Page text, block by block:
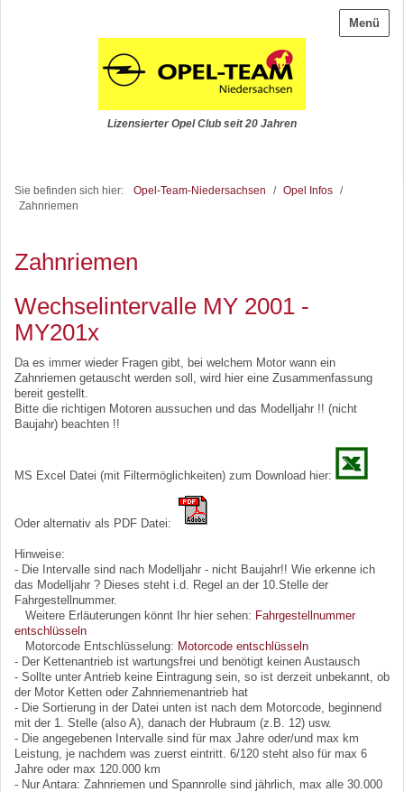
Menü
Lizensierter Opel Club seit 20 Jahren
Sie befinden sich hier: Opel-Team-Niedersachsen / Opel Infos
/
Zahnriemen
Zahnriemen
Wechselintervalle MY 2001 -
MY201x
Da es immer wieder Fragen gibt, bei welchem Motor wann ein
Zahnriemen getauscht werden soll, wird hier eine Zusammenfassung
bereit gestellt.
Bitte die richtigen Motoren aussuchen und das Modelljahr !! (nicht
Baujahr) beachten !!
MS Excel Datei (mit Filtermöglichkeiten) zum Download hier:
Oder alternativ als PDF Datei:
Hinweise:
- Die Intervalle sind nach Modelljahr - nicht Baujahr!! Wie erkenne ich
das Modelljahr ? Dieses steht i.d. Regel an der 10.Stelle der
Fahrgestellnummer.
Weitere Erläuterungen könnt Ihr hier sehen: Fahrgestellnummer
entschlüsseln
Motorcode Entschlüsselung: Motorcode entschlüsseln
- Der Kettenantrieb ist wartungsfrei und benötigt keinen Austausch
- Sollte unter Antrieb keine Eintragung sein, so ist derzeit unbekannt, ob
der Motor Ketten oder Zahnriemenantrieb hat
- Die Sortierung in der Datei unten ist nach dem Motorcode, beginnend
mit der 1. Stelle (also A), danach der Hubraum (z.B. 12) usw.
- Die angegebenen Intervalle sind für max Jahre oder/und max km
Leistung, je nachdem was zuerst eintritt. 6/120 steht also für max 6
Jahre oder max 120.000 km
- Nur Antara: Zahnriemen und Spannrolle sind jährlich, max alle 30.000